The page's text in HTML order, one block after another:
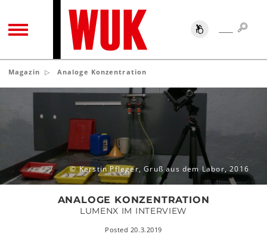
TOGGLE NAVIGATION SUCHE
Magazin Analoge Konzentration
Analoge
Konzentration
© Kerstin Pfleger, Gruß aus dem Labor, 2016
ANALOGE KONZENTRATION
LUMENX IM INTERVIEW
Posted 20.3.2019